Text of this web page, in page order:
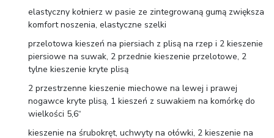
elastyczny kołnierz w pasie ze zintegrowaną gumą zwiększa
komfort noszenia, elastyczne szelki
przelotowa kieszeń na piersiach z plisą na rzep i 2 kieszenie
piersiowe na suwak, 2 przednie kieszenie przelotowe, 2
tylne kieszenie kryte plisą
2 przestrzenne kieszenie miechowe na lewej i prawej
nogawce kryte plisą, 1 kieszeń z suwakiem na komórkę do
wielkości 5,6“
kieszenie na śrubokręt, uchwyty na ołówki, 2 kieszenie na